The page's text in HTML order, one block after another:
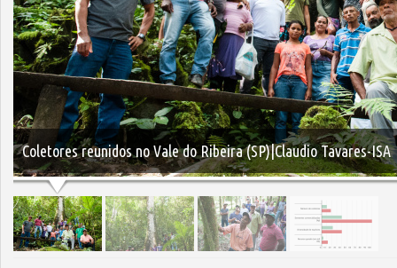
Coletores reunidos no Vale do Ribeira (SP)|Claudio Tavares-ISA